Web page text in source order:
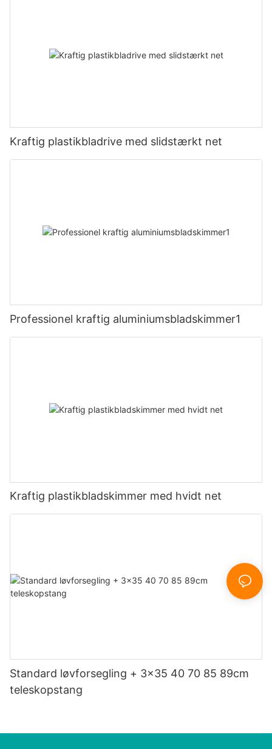
Kraftig plastikbladrive med slidstærkt net
Professionel kraftig aluminiumsbladskimmer1
Kraftig plastikbladskimmer med hvidt net
Standard løvforsegling + 3x35 40 70 85 89cm
teleskopstang